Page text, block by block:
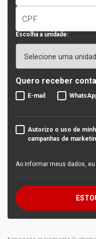
Escolha a unidade:
Quero receber
E-mail
Autorizo o uso de
campanhas de
Ao informar meus dados,